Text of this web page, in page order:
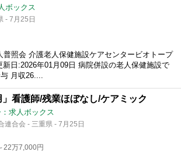
ボックス
- 7月25日
普照会 介護老人保健施設ケアセンタービオトープ
新日:2026年01月09日 病院併設の老人保健施設で
月収26....
」看護師/残業ほぼなし/ケアミック
求人ボックス
連合会 - 三重県 - 7月25日
22万7,000円